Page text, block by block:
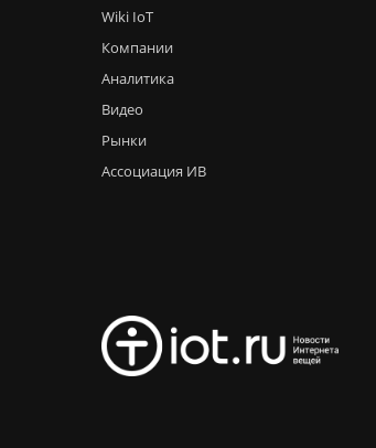
Wiki IoT
Компании
Аналитика
Видео
Рынки
Ассоциация ИВ